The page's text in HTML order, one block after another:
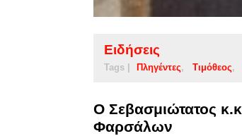
Ειδήσεις
Tags | Πληγέντες Τιμόθεος
Ο Σεβασμιώτατος
Φαρσάλων